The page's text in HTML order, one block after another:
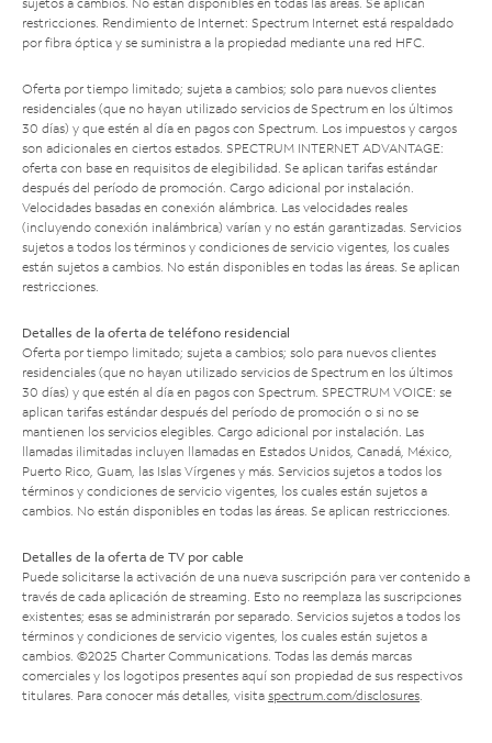
restricciones. Rendimiento de Internet: Spectrum Internet está respaldado
por fibra óptica y se suministra a la propiedad mediante una red HFC.
Oferta por tiempo limitado; sujeta a cambios; solo para nuevos clientes
residenciales (que no hayan utilizado servicios de Spectrum en los últimos
30 días) y que estén al día en pagos con Spectrum. Los impuestos y cargos
son adicionales en ciertos estados. SPECTRUM INTERNET ADVANTAGE:
oferta con base en requisitos de elegibilidad. Se aplican tarifas estándar
después del período de promoción. Cargo adicional por instalación.
Velocidades basadas en conexión alámbrica. Las velocidades reales
(incluyendo conexión inalámbrica) varían y no están garantizadas. Servicios
sujetos a todos los términos y condiciones de servicio vigentes, los cuales
están sujetos a cambios. No están disponibles en todas las áreas. Se aplican
restricciones.
Detalles de la oferta de teléfono residencial
Oferta por tiempo limitado; sujeta a cambios; solo para nuevos clientes
residenciales (que no hayan utilizado servicios de Spectrum en los últimos
30 días) y que estén al día en pagos con Spectrum. SPECTRUM VOICE: se
aplican tarifas estándar después del período de promoción o si no se
mantienen los servicios elegibles. Cargo adicional por instalación. Las
llamadas ilimitadas incluyen llamadas en Estados Unidos, Canadá, México,
Puerto Rico, Guam, las Islas Vírgenes y más. Servicios sujetos a todos los
términos y condiciones de servicio vigentes, los cuales están sujetos a
cambios. No están disponibles en todas las áreas. Se aplican restricciones.
Detalles de la oferta de TV por cable
Puede solicitarse la activación de una nueva suscripción para ver contenido a
través de cada aplicación de streaming. Esto no reemplaza las suscripciones
existentes; esas se administrarán por separado. Servicios sujetos a todos los
términos y condiciones de servicio vigentes, los cuales están sujetos a
cambios. ©2025 Charter Communications. Todas las demás marcas
comerciales y los logotipos presentes aquí son propiedad de sus respectivos
titulares. Para conocer más detalles, visita spectrum.com/disclosures